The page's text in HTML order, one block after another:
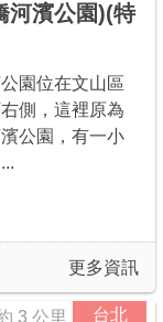
河濱公園)(特
園位在文山區
側，這裡原為
公園，有一小
更多資訊
台北
3 公里